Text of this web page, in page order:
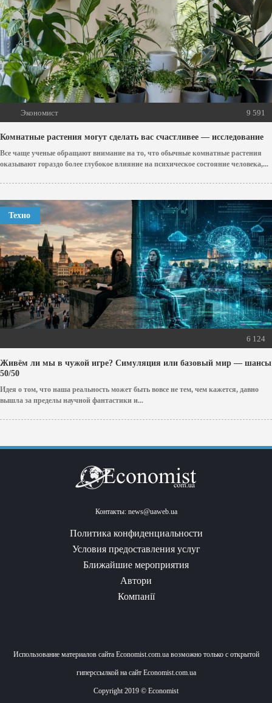
Экономист 9 591
Комнатные растения могут сделать вас счастливее — исследование
Все чаще ученые обращают внимание на то, что обычные комнатные растения
оказывают гораздо более глубокое влияние на психическое состояние человека,...
Техно
6 124
Живём ли мы в чужой игре? Симуляция или базовый мир — шансы
50/50
Идея о том, что наша реальность может быть вовсе не тем, чем кажется, давно
вышла за пределы научной фантастики и...
Контакты: news@uaweb.ua
Политика конфиденциальности
Условия предоставления услуг
Ближайшие мероприятия
Автори
Компанії
Использование материалов сайта Economist.com.ua возможно только с открытой
гиперссылкой на сайт Economist.com.ua
Copyright 2019 © Economist